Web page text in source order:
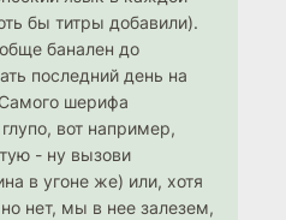
бы титры добавили).
банален до
последний день на
шерифа
вот например,
- ну вызови
в угоне же) или, хотя
нет, мы в нее залезем,